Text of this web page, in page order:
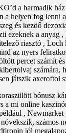
a harmadik
a helyen fog
és kezdő
a
riasztó ,
az nyers
percet számít
számára,
játszik
bónusz
mi online
,
számos
jól